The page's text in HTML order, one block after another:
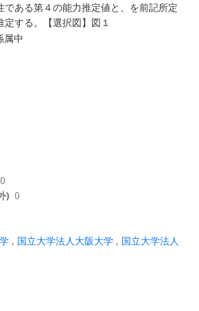
である第４の能力推定値と、を前記所定
する。【選択図】図１
属中
0
) 0
, 国立大学法人大阪大学 , 国立大学法人